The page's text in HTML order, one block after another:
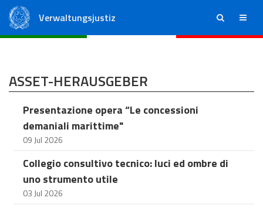
Verwaltungsjustiz ricerca menu
ASSET-HERAUSGEBER
Presentazione opera “Le concessioni
demaniali marittime"
09 Jul 2026
Collegio consultivo tecnico: luci ed ombre di
uno strumento utile
03 Jul 2026